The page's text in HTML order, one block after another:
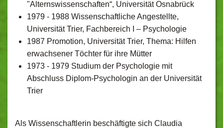
"Alternswissenschaften“, Universität Osnabrück
1979 - 1988 Wissenschaftliche Angestellte,
Universität Trier, Fachbereich I – Psychologie
1987 Promotion, Universität Trier, Thema: Hilfen
erwachsener Töchter für ihre Mütter
1973 - 1979 Studium der Psychologie mit
Abschluss Diplom-Psychologin an der Universität
Trier
Als Wissenschaftlerin beschäftigte sich Claudia